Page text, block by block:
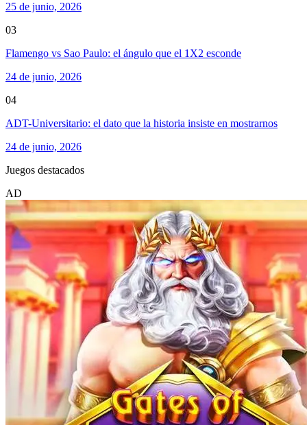
25 de junio, 2026
03
Flamengo vs Sao Paulo: el ángulo que el 1X2 esconde
24 de junio, 2026
04
ADT-Universitario: el dato que la historia insiste en mostrarnos
24 de junio, 2026
Juegos destacados
AD